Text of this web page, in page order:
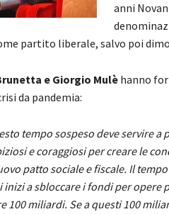
anni
partito liberale, salvo poi
e Giorgio Mulèhanno
da pandemia:
tempo sospeso deve servire
e coraggiosi per creare le
patto sociale e fiscale. Il
inizi a sbloccare i fondi per opere
100 miliardi. Se a questi 100